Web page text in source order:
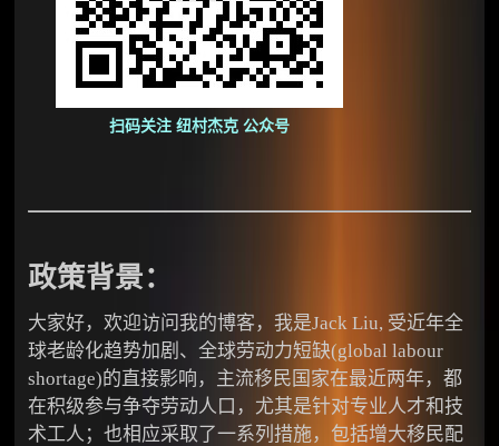
扫码关注 纽村杰克 公众号
政策背景：
大家好，欢迎访问我的博客，我是Jack Liu, 受近年全
球老龄化趋势加剧、全球劳动力短缺(global labour
shortage)的直接影响，主流移民国家在最近两年，都
在积级参与争夺劳动人口，尤其是针对专业人才和技
术工人；也相应采取了一系列措施，包括增大移民配